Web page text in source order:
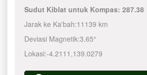
Sudut Kiblat untuk Kompas:287.38
Jarak ke Ka'bah:11139 km
Deviasi Magnetik:3.65°
Lokasi:-4.2111 ,139.0280